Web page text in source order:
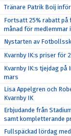
Tränare Patrik Boij
Fortsatt 25% rabatt
månad för medlemmar
Nystarten av
Kvarnby IK:s priser för
Kvarnby IK:s tjejdag
mars
Lisa Appelgren och
Kvarnby IK
Erbjudande från
samt kompletterande
Fullspäckad lördag